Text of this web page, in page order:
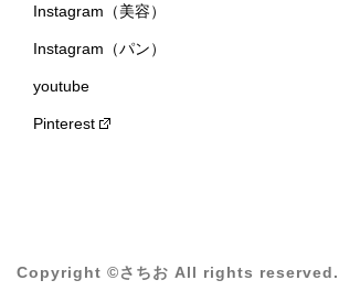
Instagram（美容）
Instagram（パン）
youtube
Pinterest
Copyright ©さちお All rights